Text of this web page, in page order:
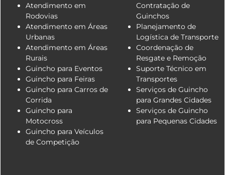
Atendimento em
Rodovias
Atendimento em Áreas
Urbanas
Atendimento em Áreas
Rurais
Guincho para Eventos
Guincho para Feiras
Guincho para Carros de
Corrida
Guincho para
Motocross
Guincho para Veículos
de Competição
Contratação de
Guinchos
Planejamento de
Logística de Transporte
Coordenação de
Resgate e Remoção
Suporte Técnico em
Transportes
Serviços de Guincho
para Grandes Cidades
Serviços de Guincho
para Pequenas Cidades